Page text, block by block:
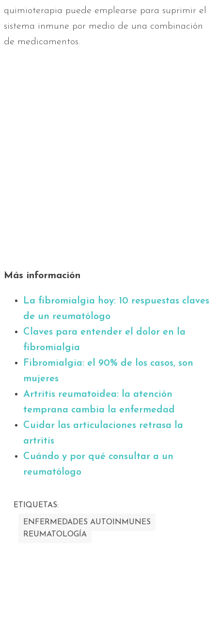
quimioterapia puede emplearse para suprimir el
sistema inmune por medio de una combinación
de medicamentos.
Más información
La fibromialgia hoy: 10 respuestas claves
de un reumatólogo
Claves para entender el dolor en la
fibromialgia
Fibromialgia: el 90% de los casos, son
mujeres
Artritis reumatoidea: la atención
temprana cambia la enfermedad
Cuidar las articulaciones retrasa la
artritis
Cuándo y por qué consultar a un
reumatólogo
ETIQUETAS:
ENFERMEDADES AUTOINMUNES
REUMATOLOGÍA